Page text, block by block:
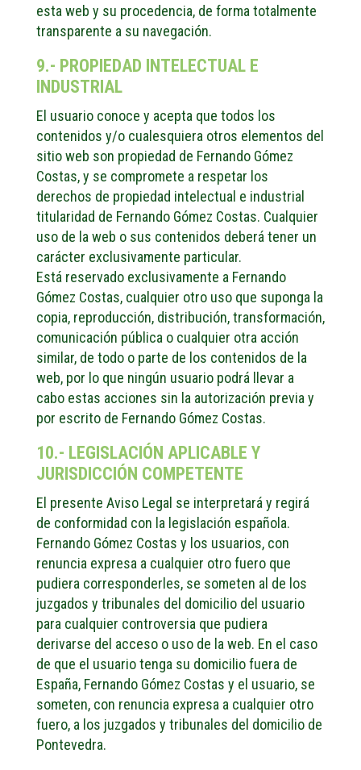
esta web y su procedencia, de forma totalmente
transparente a su navegación.
9.- PROPIEDAD INTELECTUAL E
INDUSTRIAL
El usuario conoce y acepta que todos los
contenidos y/o cualesquiera otros elementos del
sitio web son propiedad de Fernando Gómez
Costas, y se compromete a respetar los
derechos de propiedad intelectual e industrial
titularidad de Fernando Gómez Costas. Cualquier
uso de la web o sus contenidos deberá tener un
carácter exclusivamente particular.
Está reservado exclusivamente a Fernando
Gómez Costas, cualquier otro uso que suponga la
copia, reproducción, distribución, transformación,
comunicación pública o cualquier otra acción
similar, de todo o parte de los contenidos de la
web, por lo que ningún usuario podrá llevar a
cabo estas acciones sin la autorización previa y
por escrito de Fernando Gómez Costas.
10.- LEGISLACIÓN APLICABLE Y
JURISDICCIÓN COMPETENTE
El presente Aviso Legal se interpretará y regirá
de conformidad con la legislación española.
Fernando Gómez Costas y los usuarios, con
renuncia expresa a cualquier otro fuero que
pudiera corresponderles, se someten al de los
juzgados y tribunales del domicilio del usuario
para cualquier controversia que pudiera
derivarse del acceso o uso de la web. En el caso
de que el usuario tenga su domicilio fuera de
España, Fernando Gómez Costas y el usuario, se
someten, con renuncia expresa a cualquier otro
fuero, a los juzgados y tribunales del domicilio de
Pontevedra.